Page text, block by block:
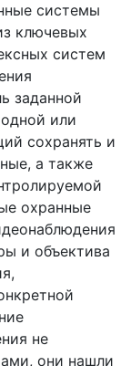
системы
ключевых
систем
заданной
или
сохранять и
а также
охранные
и объектива
не
они нашли